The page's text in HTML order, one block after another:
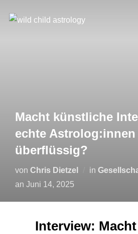
Macht künstliche
echte Astrolog:innen
überflüssig?
von Chris Dietzel in
an Juni 14, 2025
Interview: